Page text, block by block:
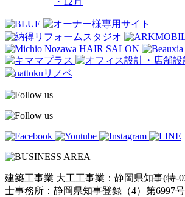
建築工事業 大工工事業：静岡県知事(特-
士事務所：静岡県知事登録（4）第6997号